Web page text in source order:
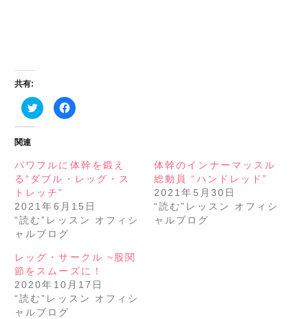
共有:
ク
リ
で
共
有
(新
し
い
ウ
ィ
ン
ド
で
開
き
ま
す)
Facebook
で
は
ク
リ
し
て
く
(新
い
ウ
ィ
ン
ド
関連
パワフルに体幹を鍛え
る“ダブル・レッグ・ス
トレッチ”
2021年6月15日
“読む”レッスン オフィシ
ャルブログ
体幹のインナーマッスル
総動員 “ハンドレッド”
2021年5月30日
“読む”レッスン オフィシ
ャルブログ
レッグ・サークル ~股関
節をスムーズに！
2020年10月17日
“読む”レッスン オフィシ
ャルブログ